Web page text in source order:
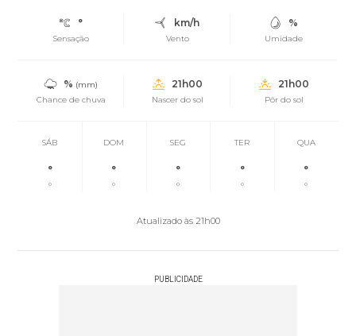
°
Sensação
km/h
Vento
%
Umidade
% (mm)
Chance de chuva
21h00
Nascer do sol
21h00
Pôr do sol
SÁB
°
°
DOM
°
°
SEG
°
°
TER
°
°
QUA
°
°
Atualizado às 21h00
PUBLICIDADE